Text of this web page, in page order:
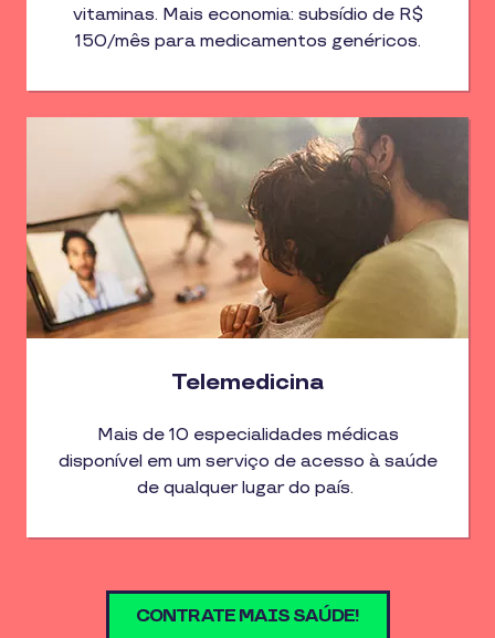
vitaminas. Mais economia: subsídio de R$
150/mês para medicamentos genéricos.
Telemedicina
Mais de 10 especialidades médicas
disponível em um serviço de acesso à saúde
de qualquer lugar do país.
CONTRATE MAIS SAÚDE!